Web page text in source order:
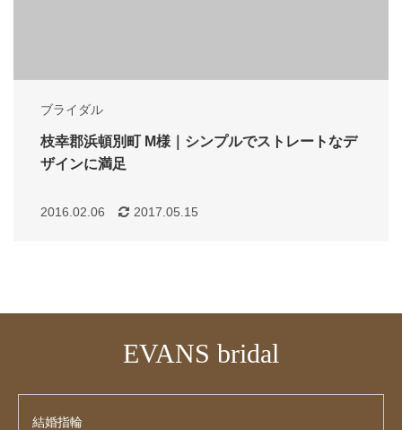
ブライダル
枝幸郡浜頓別町 M様｜シンプルでストレートなデ
ザインに満足
2016.02.06 2017.05.15
EVANS bridal
結婚指輪